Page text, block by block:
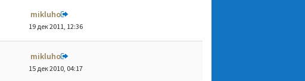
mikluho
19 дек 2011, 12:36
mikluho
15 дек 2010, 04:17